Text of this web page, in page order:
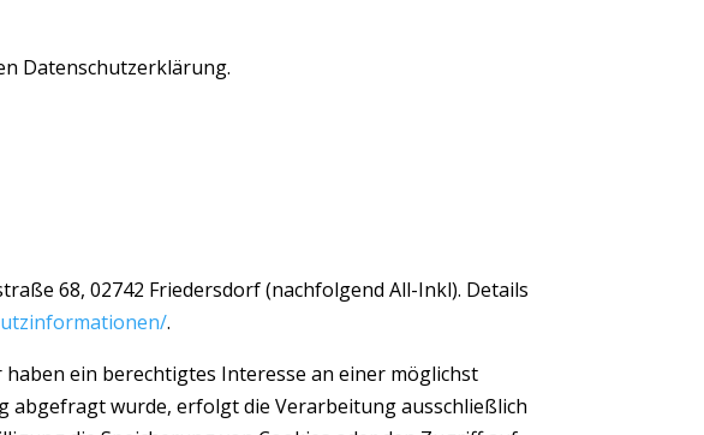
Datenschutzerklärung.
68, 02742 Friedersdorf (nachfolgend All-Inkl). Details
.
haben ein berechtigtes Interesse an einer möglichst
abgefragt wurde, erfolgt die Verarbeitung ausschließlich